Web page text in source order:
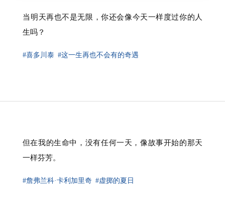
⁠当明天再也不是无限，你还会像今天一样度过你的人
生吗？
#喜多川泰 #这一生再也不会有的奇遇
但在我的生命中，没有任何一天，像故事开始的那天
一样芬芳。
#詹弗兰科·卡利加里奇 #虚掷的夏日